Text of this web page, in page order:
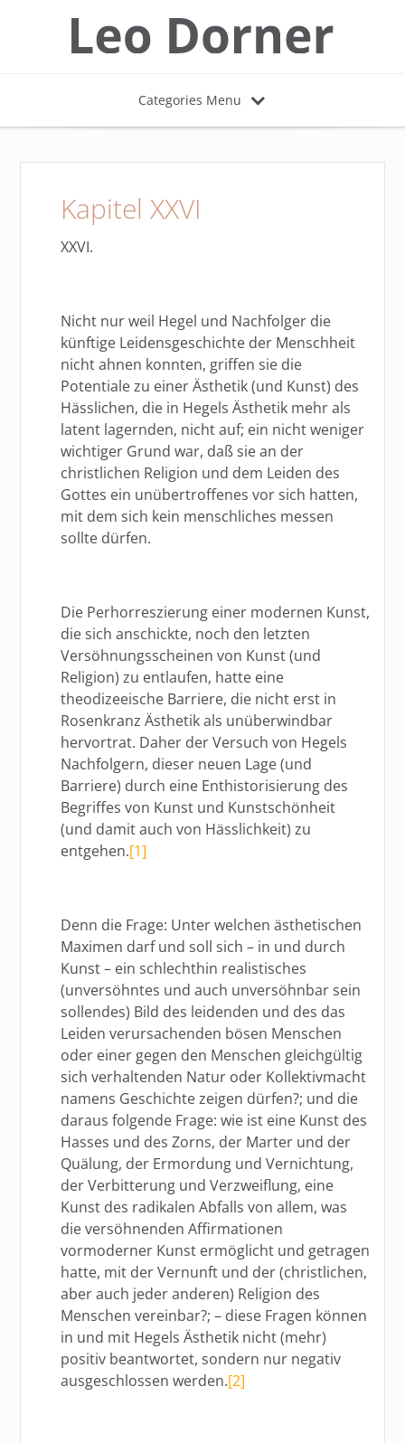
Categories Menu
Kapitel XXVI
XXVI.
Nicht nur weil Hegel und Nachfolger die
künftige Leidensgeschichte der Menschheit
nicht ahnen konnten, griffen sie die
Potentiale zu einer Ästhetik (und Kunst) des
Hässlichen, die in Hegels Ästhetik mehr als
latent lagernden, nicht auf; ein nicht weniger
wichtiger Grund war, daß sie an der
christlichen Religion und dem Leiden des
Gottes ein unübertroffenes vor sich hatten,
mit dem sich kein menschliches messen
sollte dürfen.
Die Perhorreszierung einer modernen Kunst,
die sich anschickte, noch den letzten
Versöhnungsscheinen von Kunst (und
Religion) zu entlaufen, hatte eine
theodizeeische Barriere, die nicht erst in
Rosenkranz Ästhetik als unüberwindbar
hervortrat. Daher der Versuch von Hegels
Nachfolgern, dieser neuen Lage (und
Barriere) durch eine Enthistorisierung des
Begriffes von Kunst und Kunstschönheit
(und damit auch von Hässlichkeit) zu
entgehen.[1]
Denn die Frage: Unter welchen ästhetischen
Maximen darf und soll sich – in und durch
Kunst – ein schlechthin realistisches
(unversöhntes und auch unversöhnbar sein
sollendes) Bild des leidenden und des das
Leiden verursachenden bösen Menschen
oder einer gegen den Menschen gleichgültig
sich verhaltenden Natur oder Kollektivmacht
namens Geschichte zeigen dürfen?; und die
daraus folgende Frage: wie ist eine Kunst des
Hasses und des Zorns, der Marter und der
Quälung, der Ermordung und Vernichtung,
der Verbitterung und Verzweiflung, eine
Kunst des radikalen Abfalls von allem, was
die versöhnenden Affirmationen
vormoderner Kunst ermöglicht und getragen
hatte, mit der Vernunft und der (christlichen,
aber auch jeder anderen) Religion des
Menschen vereinbar?; – diese Fragen können
in und mit Hegels Ästhetik nicht (mehr)
positiv beantwortet, sondern nur negativ
ausgeschlossen werden.[2]